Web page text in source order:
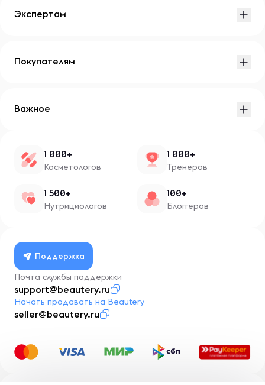
Экспертам
Покупателям
Важное
1 000+
Косметологов
1 000+
Тренеров
1 500+
Нутрициологов
100+
Блоггеров
Поддержка
Почта службы поддержки
support@beautery.ru
Начать продавать на Beautery
seller@beautery.ru